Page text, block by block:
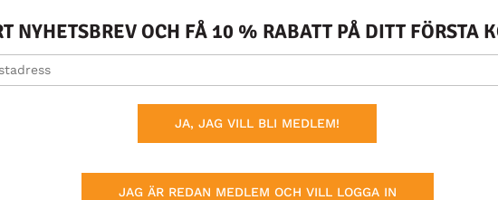
NYHETSBREV OCH FÅ 10 % RABATT PÅ DITT FÖRSTA
JA, JAG VILL BLI MEDLEM!
JAG ÄR REDAN MEDLEM OCH VILL LOGGA IN